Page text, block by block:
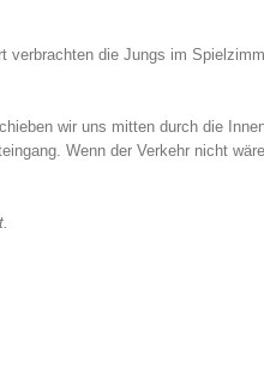
die Jungs im
wir uns mitten durch die
Wenn der Verkehr nicht